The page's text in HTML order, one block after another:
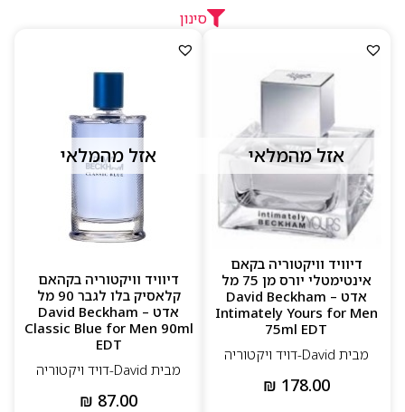
סינון
אזל מהמלאי
דיוויד וויקטוריה בקאם
אינטימטלי יורס מן 75 מל
אדט – David Beckham
Intimately Yours for Men
75ml EDT
מבית David-דויד ויקטוריה
₪ 178.00
אזל מהמלאי
דיוויד וויקטוריה בקהאם
קלאסיק בלו לגבר 90 מל
אדט – David Beckham
Classic Blue for Men 90ml
EDT
מבית David-דויד ויקטוריה
₪ 87.00